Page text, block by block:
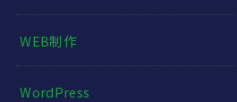
WEB制作
WordPress